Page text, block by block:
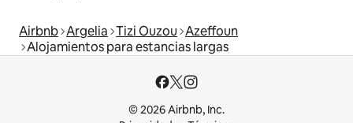
Airbnb Argelia Tizi Ouzou Azeffoun
Alojamientos para estancias largas
© 2026 Airbnb, Inc.